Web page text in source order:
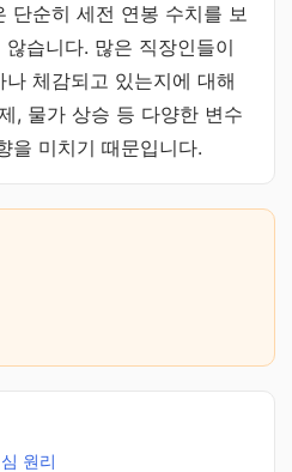
단순히 세전 연봉 수치를 보
습니다. 많은 직장인들이
체감되고 있는지에 대해
, 물가 상승 등 다양한 변수
을 미치기 때문입니다.
원리